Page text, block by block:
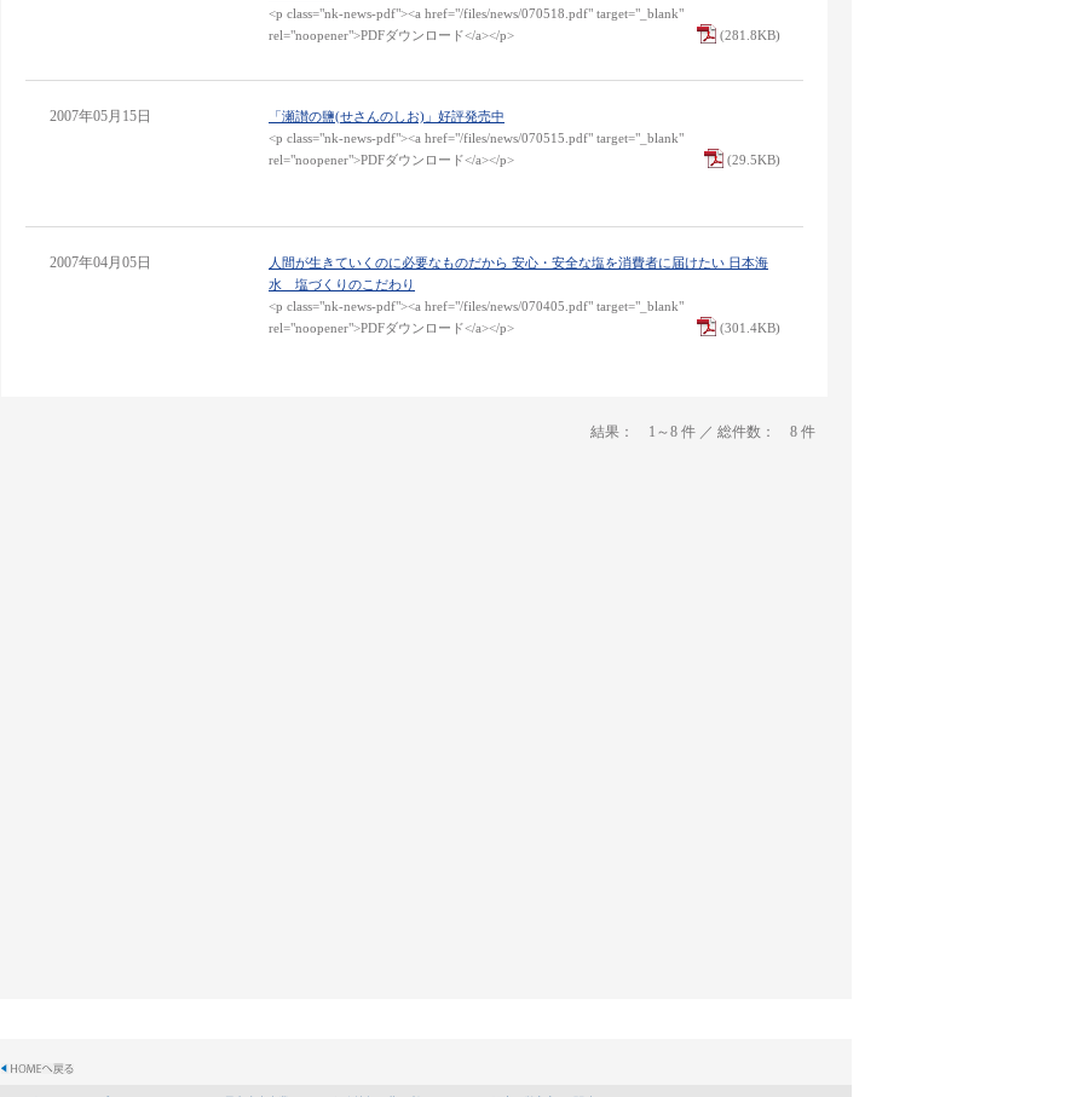
<p class="nk-news-pdf"><a href="/files/news/070518.pdf" target="_blank"
rel="noopener">PDFダウンロード</a></p>
(281.8KB)
2007年05月15日
「瀬讃の鹽(せさんのしお)」好評発売中
<p class="nk-news-pdf"><a href="/files/news/070515.pdf" target="_blank"
rel="noopener">PDFダウンロード</a></p>
(29.5KB)
2007年04月05日
人間が生きていくのに必要なものだから 安心・安全な塩を消費者に届けたい 日本海
水 塩づくりのこだわり
<p class="nk-news-pdf"><a href="/files/news/070405.pdf" target="_blank"
rel="noopener">PDFダウンロード</a></p>
(301.4KB)
結果： 1～8 件 ／ 総件数： 8 件